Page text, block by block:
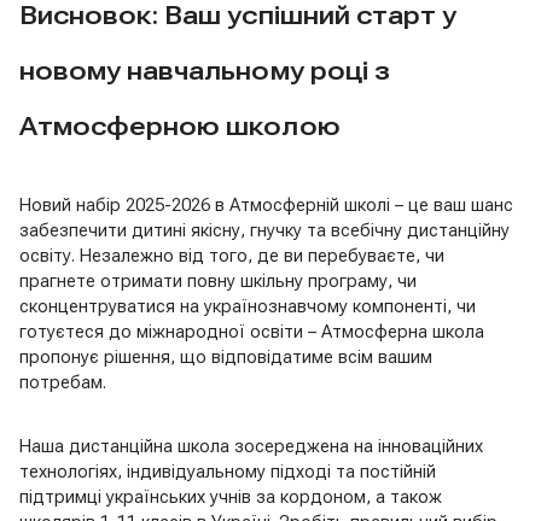
Висновок: Ваш успішний старт у
новому навчальному році з
Атмосферною школою
Новий набір 2025-2026 в Атмосферній школі – це ваш шанс
забезпечити дитині якісну, гнучку та всебічну дистанційну
освіту. Незалежно від того, де ви перебуваєте, чи
прагнете отримати повну шкільну програму, чи
сконцентруватися на українознавчому компоненті, чи
готуєтеся до міжнародної освіти – Атмосферна школа
пропонує рішення, що відповідатиме всім вашим
потребам.
Наша дистанційна школа зосереджена на інноваційних
технологіях, індивідуальному підході та постійній
підтримці українських учнів за кордоном, а також